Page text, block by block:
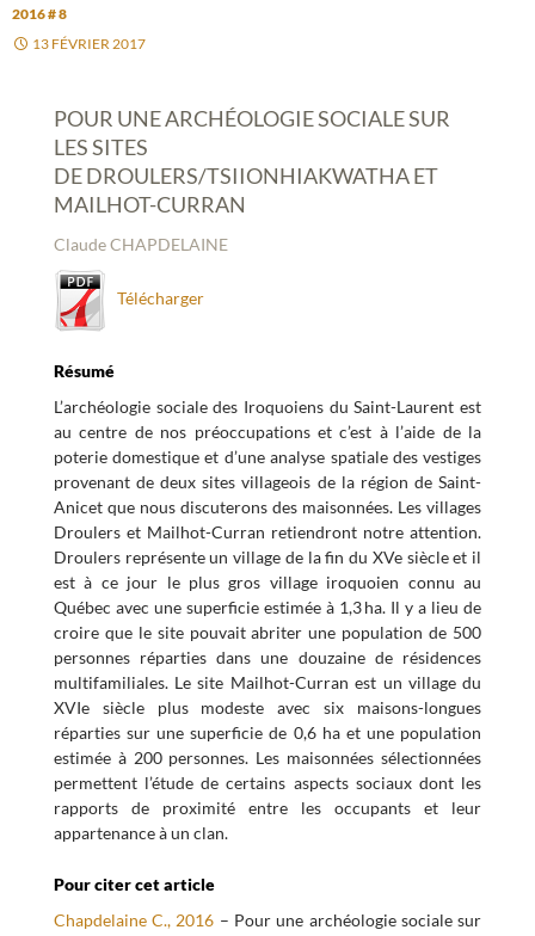
2016 # 8
13 FÉVRIER 2017
POUR UNE ARCHÉOLOGIE SOCIALE SUR
LES SITES
DE DROULERS/TSIIONHIAKWATHA ET
MAILHOT-CURRAN
Claude CHAPDELAINE
Télécharger
Résumé
L’archéologie sociale des Iroquoiens du Saint-Laurent est
au centre de nos préoccupations et c’est à l’aide de la
poterie domestique et d’une analyse spatiale des vestiges
provenant de deux sites villageois de la région de Saint-
Anicet que nous discuterons des maisonnées. Les villages
Droulers et Mailhot-Curran retiendront notre attention.
Droulers représente un village de la fin du XVe siècle et il
est à ce jour le plus gros village iroquoien connu au
Québec avec une superficie estimée à 1,3 ha. Il y a lieu de
croire que le site pouvait abriter une population de 500
personnes réparties dans une douzaine de résidences
multifamiliales. Le site Mailhot-Curran est un village du
XVIe siècle plus modeste avec six maisons-longues
réparties sur une superficie de 0,6 ha et une population
estimée à 200 personnes. Les maisonnées sélectionnées
permettent l’étude de certains aspects sociaux dont les
rapports de proximité entre les occupants et leur
appartenance à un clan.
Pour citer cet article
Chapdelaine C., 2016 – Pour une archéologie sociale sur